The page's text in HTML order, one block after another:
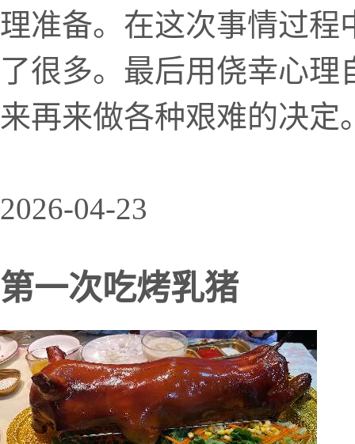
理准备。在这次事情过程
了很多。最后用侥幸心
来再来做各种艰难的决定
2026-04-23
第一次吃烤乳猪